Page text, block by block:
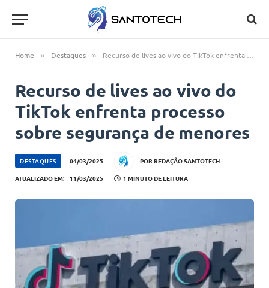
Home » Destaques » Recurso de lives ao vivo do TikTok enfrenta processo sobre segurança de menores
Recurso de lives ao vivo do
TikTok enfrenta processo
sobre segurança de menores
DESTAQUES 04/03/2025 POR REDAÇÃO SANTOTECH
ATUALIZADO EM: 11/03/2025 1 MINUTO DE LEITURA